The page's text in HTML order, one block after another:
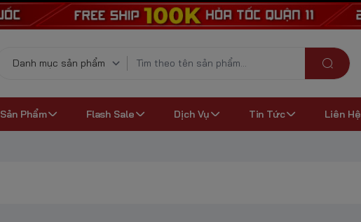
Sản Phẩm Flash Sale Dịch Vụ Tin Tức Liên Hệ